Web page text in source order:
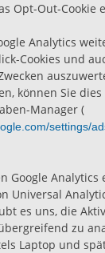
Opt-Out-Cookie
Analytics
Cookies und
können Sie
Manager (
settings/
Google
Universal
es uns, die
zu
Laptop und